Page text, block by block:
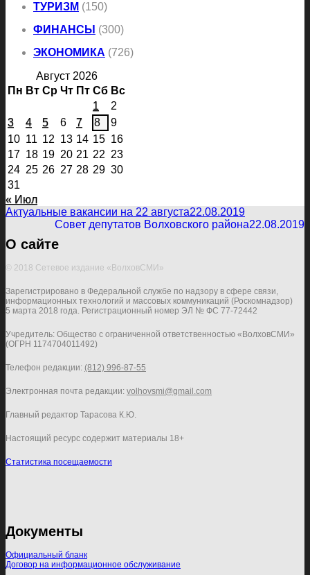
ТУРИЗМ (150)
ФИНАНСЫ (300)
ЭКОНОМИКА (726)
Август 2026
Пн Вт Ср Чт Пт Сб Вс
1
2
3
4 5 6 7 8
9
10 11 12 13 14 15 16
17 18 19 20 21 22 23
24 25 26 27 28 29 30
31
« Июл
Актуальные вакансии на 22 августа22.08.2019
Совет депутатов Волховского района22.08.2019
О сайте
© 2018 Сетевое издание «ВолховСМИ»
Зарегистрировано в Федеральной службе по надзору в сфере связи,
информационных технологий и массовых коммуникаций (Роскомнадзор)
5 марта 2018 года. Регистрационный номер ЭЛ № ФС 77-72442
Учредитель: Общество с ограниченной ответственностью «ВолховСМИ»
(ОГРН 1174704011492)
Телефон редакции: (812) 996-87-55
Электронная почта редакции: volhovsmi@gmail.com
Главный редактор Тарасова К.Ю.
Настоящий ресурс содержит материалы 18+
Статистика посещаемости
Документы
Официальный бланк
Договор на информационное обслуживание